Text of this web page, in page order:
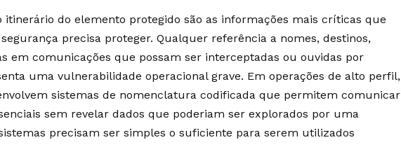
itinerário do elemento protegido são as informações mais críticas que
precisa proteger. Qualquer referência a nomes, destinos,
em comunicações que possam ser interceptadas ou ouvidas por
uma vulnerabilidade operacional grave. Em operações de alto perfil,
sistemas de nomenclatura codificada que permitem comunicar
sem revelar dados que poderiam ser explorados por uma
precisam ser simples o suficiente para serem utilizados